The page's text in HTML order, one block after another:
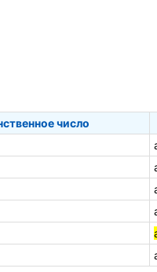
число